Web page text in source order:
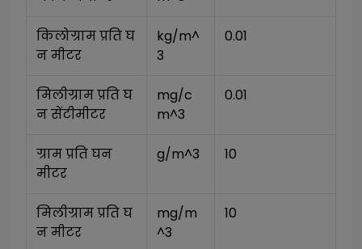
किलोग्राम प्रति घ
न मीटर
kg/m^
3
0.01
मिलीग्राम प्रति घ
न सेंटीमीटर
mg/c
m^3
0.01
ग्राम प्रति घन
मीटर
g/m^3 10
मिलीग्राम प्रति घ
न मीटर
mg/m
^3
10